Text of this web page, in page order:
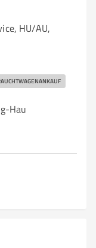
HU/AU,
Hau